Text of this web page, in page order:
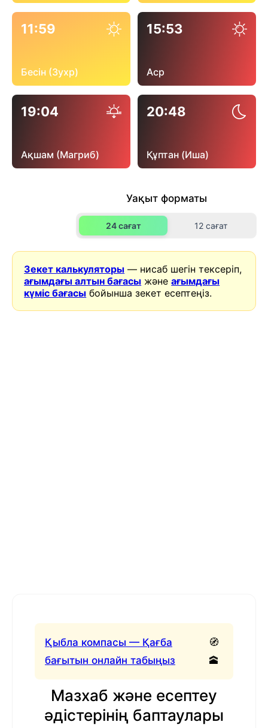
11:59
Бесін (Зухр)
15:53
Аср
19:04
Ақшам (Магриб)
20:48
Құптан (Иша)
Уақыт форматы
24 сағат 12 сағат
Зекет калькуляторы — нисаб шегін тексеріп,
ағымдағы алтын бағасы жәнеағымдағы
күміс бағасы бойынша зекет есептеңіз.
Қыбла компасы — Қағба
бағытын онлайн табыңыз
🧭
🕋
Мазхаб және есептеу
әдістерінің баптаулары